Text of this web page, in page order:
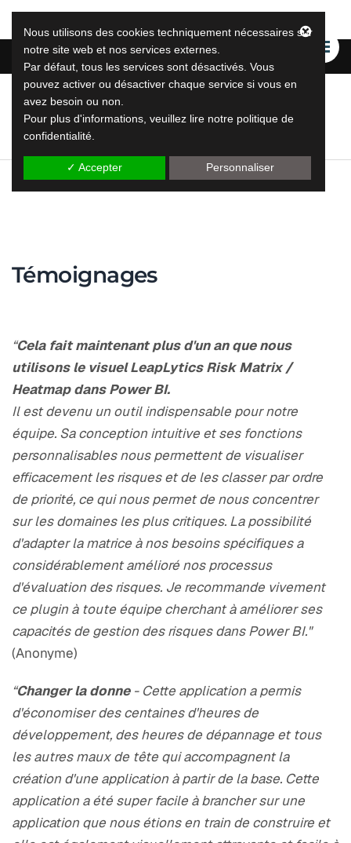
LeapLytics
solutions de reporting leap
Témoignages
“Cela fait maintenant plus d'un an que nous
utilisons le visuel LeapLytics Risk Matrix /
Heatmap dans Power BI.
Il est devenu un outil indispensable pour notre
équipe. Sa conception intuitive et ses fonctions
personnalisables nous permettent de visualiser
efficacement les risques et de les classer par ordre
de priorité, ce qui nous permet de nous concentrer
sur les domaines les plus critiques. La possibilité
d'adapter la matrice à nos besoins spécifiques a
considérablement amélioré nos processus
d'évaluation des risques. Je recommande vivement
ce plugin à toute équipe cherchant à améliorer ses
capacités de gestion des risques dans Power BI."
(Anonyme)
“Changer la donne- Cette application a permis
d'économiser des centaines d'heures de
développement, des heures de dépannage et tous
les autres maux de tête qui accompagnent la
création d'une application à partir de la base. Cette
application a été super facile à brancher sur une
application que nous étions en train de construire et
Nous utilisons des cookies techniquement nécessaires sur
notre site web et nos services externes.
Par défaut, tous les services sont désactivés. Vous
pouvez activer ou désactiver chaque service si vous en
avez besoin ou non.
Pour plus d'informations, veuillez lire notre politique de
confidentialité.
✓ Accepter Personnaliser